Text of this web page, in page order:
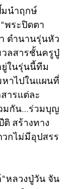
มนำฤกษ์
พระปิดตา
ตำนานรุ่นหัว
วลสารชั้นครูปู่
ยู่ในรุ่นนี้ทีม
าไปในแผนที่
ารแต่ละ
มกัน...ร่วมบุญ
สร้างทาง
วกไม่มีอุปสรร
"หลวงปู่วัน จัน